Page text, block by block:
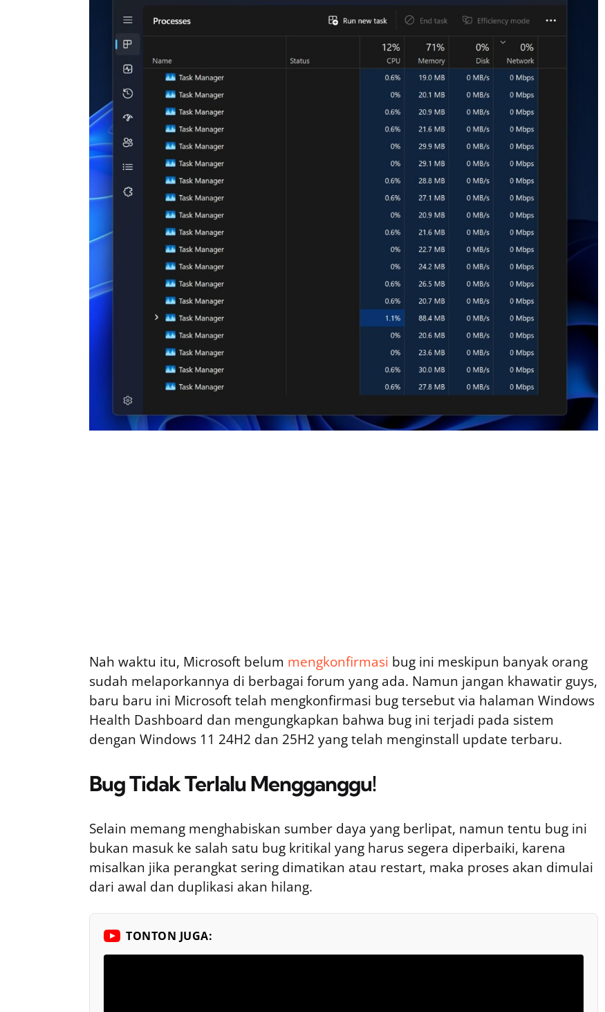
Nah waktu itu, Microsoft belum mengkonfirmasi bug ini meskipun banyak orang
sudah melaporkannya di berbagai forum yang ada. Namun jangan khawatir guys,
baru baru ini Microsoft telah mengkonfirmasi bug tersebut via halaman Windows
Health Dashboard dan mengungkapkan bahwa bug ini terjadi pada sistem
dengan Windows 11 24H2 dan 25H2 yang telah menginstall update terbaru.
Bug Tidak Terlalu Mengganggu!
Selain memang menghabiskan sumber daya yang berlipat, namun tentu bug ini
bukan masuk ke salah satu bug kritikal yang harus segera diperbaiki, karena
misalkan jika perangkat sering dimatikan atau restart, maka proses akan dimulai
dari awal dan duplikasi akan hilang.
TONTON JUGA: